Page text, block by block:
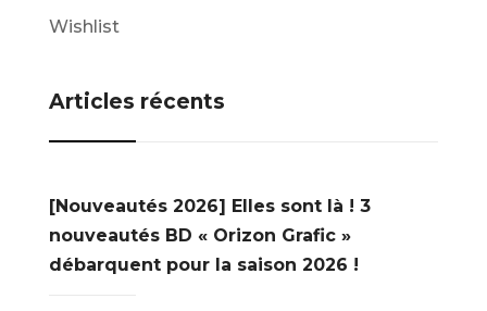
Wishlist
Articles récents
[Nouveautés 2026] Elles sont là ! 3
nouveautés BD « Orizon Grafic »
débarquent pour la saison 2026 !